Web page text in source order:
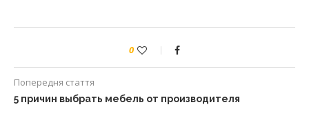
0
Попередня стаття
5 причин выбрать мебель от производителя